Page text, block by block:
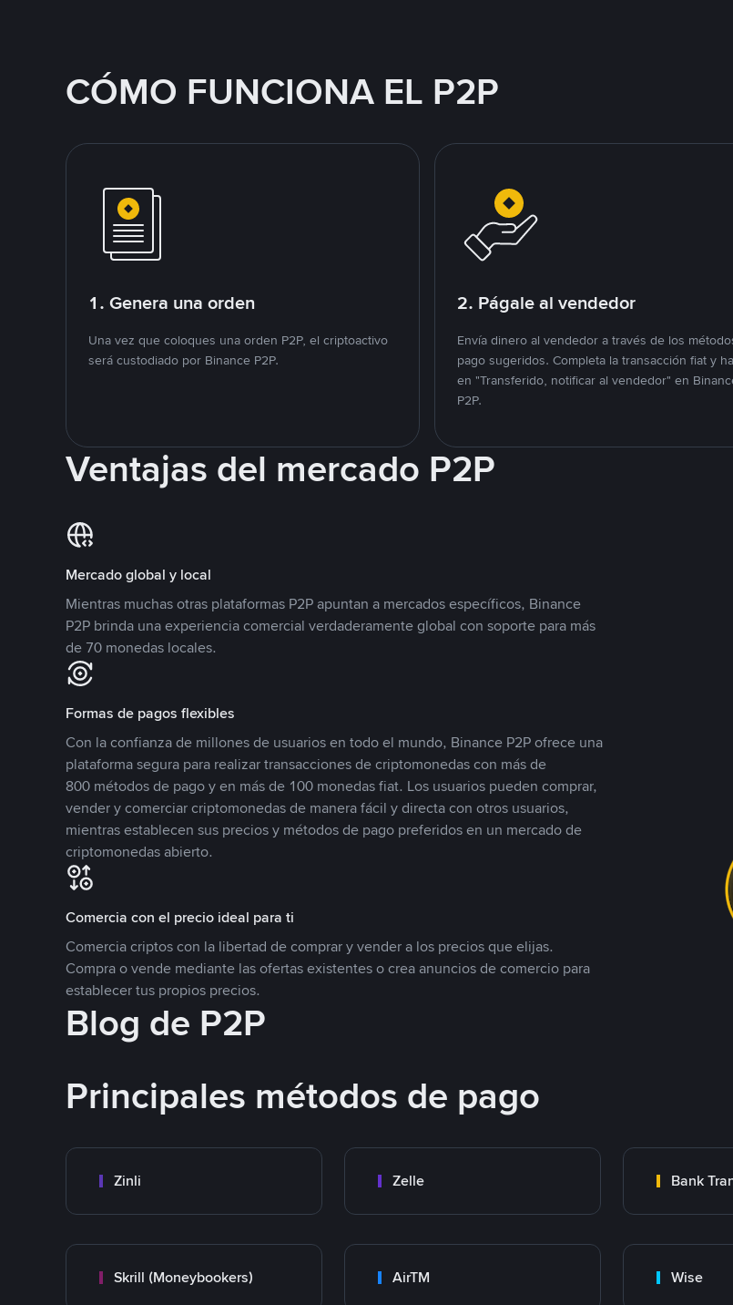
CÓMO FUNCIONA EL P2P
1. Genera una orden
Una vez que coloques una orden P2P, el criptoactivo
será custodiado por Binance P2P.
2. Págale al vendedor
Envía dinero al vendedor a través de los
pago sugeridos. Completa la transacción fiat y
en "Transferido, notificar al vendedor" en
P2P.
Ventajas del mercado P2P
Mercado global y local
Mientras muchas otras plataformas P2P apuntan a mercados específicos, Binance
P2P brinda una experiencia comercial verdaderamente global con soporte para más
de 70 monedas locales.
Formas de pagos flexibles
Con la confianza de millones de usuarios en todo el mundo, Binance P2P ofrece una
plataforma segura para realizar transacciones de criptomonedas con más de
800 métodos de pago y en más de 100 monedas fiat. Los usuarios pueden comprar,
vender y comerciar criptomonedas de manera fácil y directa con otros usuarios,
mientras establecen sus precios y métodos de pago preferidos en un mercado de
criptomonedas abierto.
Comercia con el precio ideal para ti
Comercia criptos con la libertad de comprar y vender a los precios que elijas.
Compra o vende mediante las ofertas existentes o crea anuncios de comercio para
establecer tus propios precios.
Blog de P2P
Principales métodos de pago
Zinli Zelle Bank
Skrill (Moneybookers) AirTM Wise